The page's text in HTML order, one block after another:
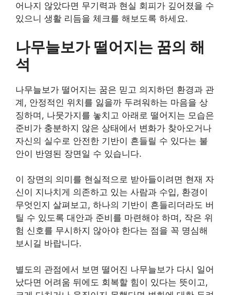
어나지 않았다면 무기력과 현실 회피가 깊어졌을 수
있으니 생활 리듬을 체크를 해보도록 하세요.
나무늘보가 떨어지는 꿈의 해
석
나무늘보가 떨어지는 꿈은 믿고 의지하던 환경과 관
계, 안정적인 위치를 잃을까 두려워하는 마음을 상
징하며, 나뭇가지를 놓치고 아래로 떨어지는 모습은
준비가 충분하지 않은 상태에서 변화가 찾아오거나
자신의 실수로 안전한 기반이 흔들릴 수 있다는 불
안이 반영된 장면일 수 있습니다.
이 장면의 의미를 현실적으로 받아들이려면 현재 자
신이 지나치게 의존하고 있는 사람과 수입, 환경이
무엇인지 살펴보고, 하나의 기반이 흔들리더라도 버
틸 수 있도록 대안과 준비를 마련해야 하며, 작은 위
험 신호를 무시하지 않아야 한다는 점을 꼭 명심해
보시길 바랍니다.
별도의 관점에서 보면 떨어진 나무늘보가 다시 일어
났다면 어려움 뒤에도 회복할 힘이 있다는 뜻이고,